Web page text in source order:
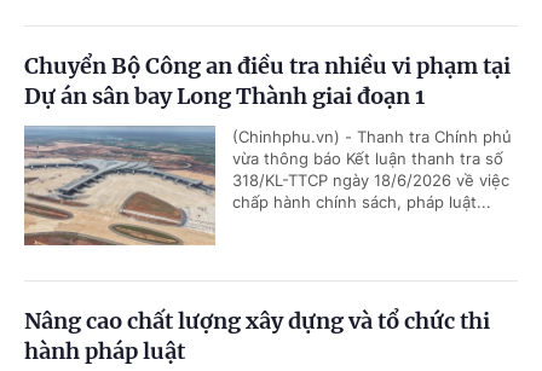
Chuyển Bộ Công an điều tra nhiều vi phạm tại
Dự án sân bay Long Thành giai đoạn 1
(Chinhphu.vn) - Thanh tra Chính phủ
vừa thông báo Kết luận thanh tra số
318/KL-TTCP ngày 18/6/2026 về việc
chấp hành chính sách, pháp luật...
Nâng cao chất lượng xây dựng và tổ chức thi
hành pháp luật